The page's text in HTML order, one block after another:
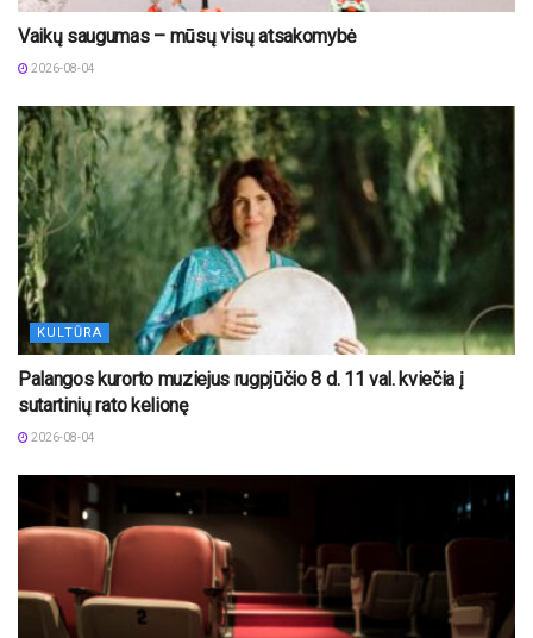
Vaikų saugumas – mūsų visų atsakomybė
2026-08-04
KULTŪRA
Palangos kurorto muziejus rugpjūčio 8 d. 11 val. kviečia į
sutartinių rato kelionę
2026-08-04